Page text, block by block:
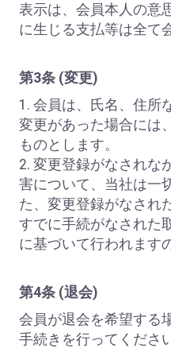
表示は、会員本人の意
に生じる支払等は全て
第3条 (変更)
1. 会員は、氏名、住所
変更があった場合には
ものとします。
2. 変更登録がなされな
害について、当社は一
た、変更登録がなされ
すでに手続がなされた
に基づいて行われます
第4条 (退会)
会員が退会を希望する
手続きを行ってくださ